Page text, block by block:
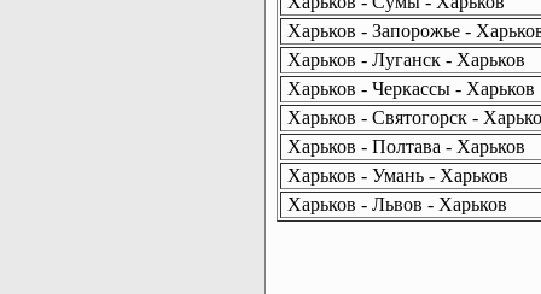
Харьков - Запорожье -
Харьков - Луганск - Харьков
Харьков - Черкассы - Харьков
Харьков - Святогорск -
Харьков - Полтава - Харьков
Харьков - Умань - Харьков
Харьков - Львов - Харьков